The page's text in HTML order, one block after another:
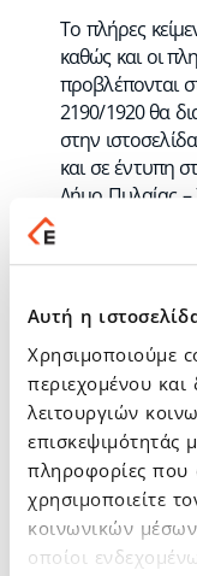
Αυτή η
Χρησιμοποιούμε
περιεχομένου
λειτουργιών
επισκεψιμότητάς
πληροφορίες
χρησιμοποιείτε
κοινωνικών
οποίοι
Το πλήρες
καθώς και οι
προβλέπονται
2190/1920 θα
στην
και σε έντυπη
Δήμο Πυλαίας
Νοεμβρίου 87
του άρθρου 39
(δικαιώματα
στην
(έντυπα και
πληροφόρησης,
ημερήσια
ΤΟ ΔΙΟΙΚΗΤΙΚΟ